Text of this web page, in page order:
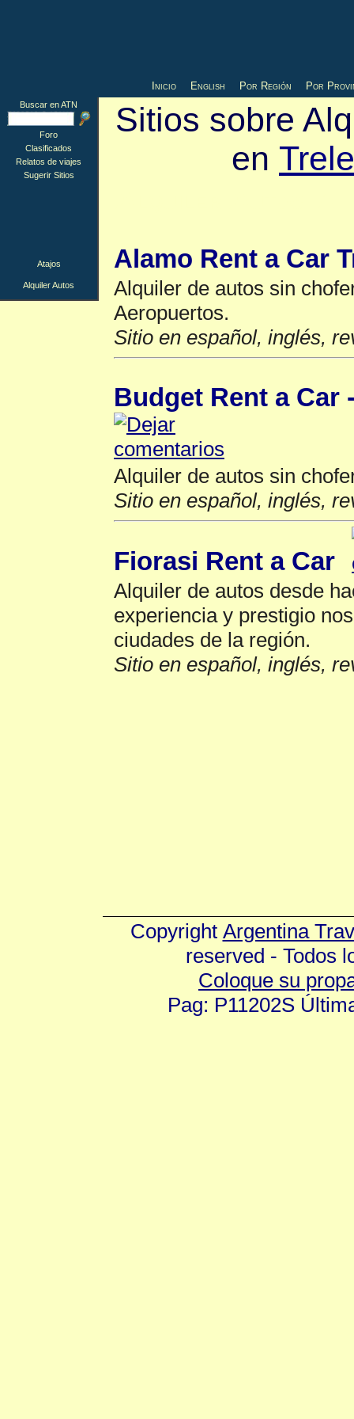
Inicio English Por Región Por
Sitios sobre
en
Alamo Rent a Car
Alquiler de autos sin
Aeropuertos.
Sitio en español, inglés,
Budget Rent a Car
Alquiler de autos sin
Sitio en español, inglés,
Fiorasi Rent a Car
Alquiler de autos desde
experiencia y prestigio
ciudades de la región.
Sitio en español, inglés,
Buscar en ATN
Foro
Clasificados
Relatos de viajes
Sugerir Sitios
Atajos
Alquiler Autos
Copyright Argentina
reserved - Todos
Coloque su
Pag: P11202S